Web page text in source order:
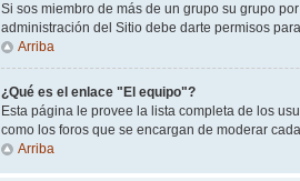
Si sos miembro de más de un grupo su grupo
administración del Sitio debe darte permisos
Arriba
¿Qué es el enlace "El equipo"?
Esta página le provee la lista completa de los
como los foros que se encargan de moderar
Arriba